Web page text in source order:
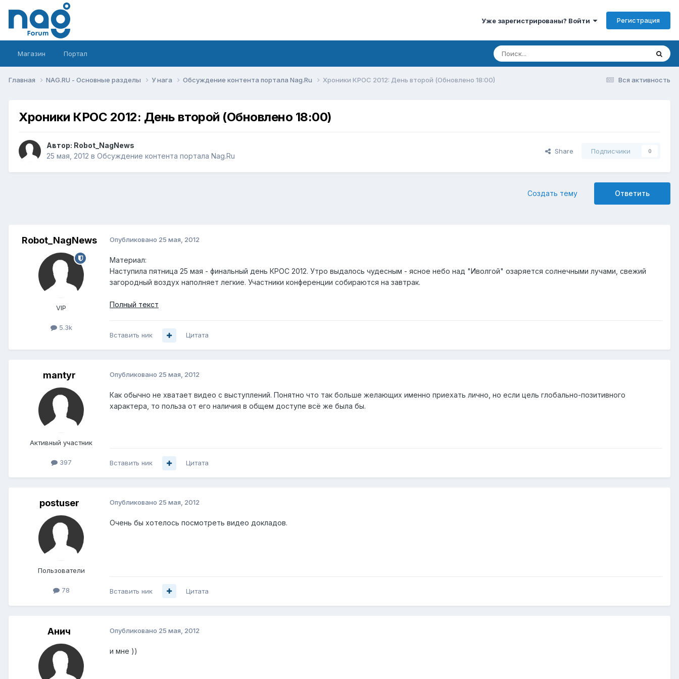
Уже зарегистрированы? Войти Регистрация
Магазин Портал
Вся активность
Главная NAG.RU - Основные разделы У нага Обсуждение контента портала Nag.Ru Хроники КРОС 2012: День второй (Обновлено 18:00)
Хроники КРОС 2012: День второй (Обновлено 18:00)
Автор: Robot_NagNews
25 мая, 2012 в Обсуждение контента портала Nag.Ru
Share Подписчики 0
Ответить
Создать тему
Robot_NagNews
VIP
5.3k
Опубликовано 25 мая, 2012
Материал:
Наступила пятница 25 мая - финальный день КРОС 2012. Утро выдалось чудесным - ясное небо над "Иволгой" озаряется солнечными лучами, свежий
загородный воздух наполняет легкие. Участники конференции собираются на завтрак.
Полный текст
Вставить ник Цитата
mantyr
Активный участник
397
Опубликовано 25 мая, 2012
Как обычно не хватает видео с выступлений. Понятно что так больше желающих именно приехать лично, но если цель глобально-позитивного
характера, то польза от его наличия в общем доступе всё же была бы.
Вставить ник Цитата
postuser
Пользователи
78
Опубликовано 25 мая, 2012
Очень бы хотелось посмотреть видео докладов.
Вставить ник Цитата
Анич Опубликовано 25 мая, 2012
и мне ))